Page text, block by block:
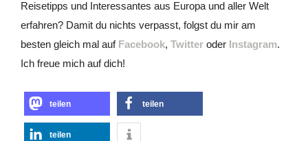
Reisetipps und Interessantes aus Europa und aller Welt
erfahren? Damit du nichts verpasst, folgst du mir am
besten gleich mal auf Facebook, Twitter oder Instagram.
Ich freue mich auf dich!
teilen teilen
teilen